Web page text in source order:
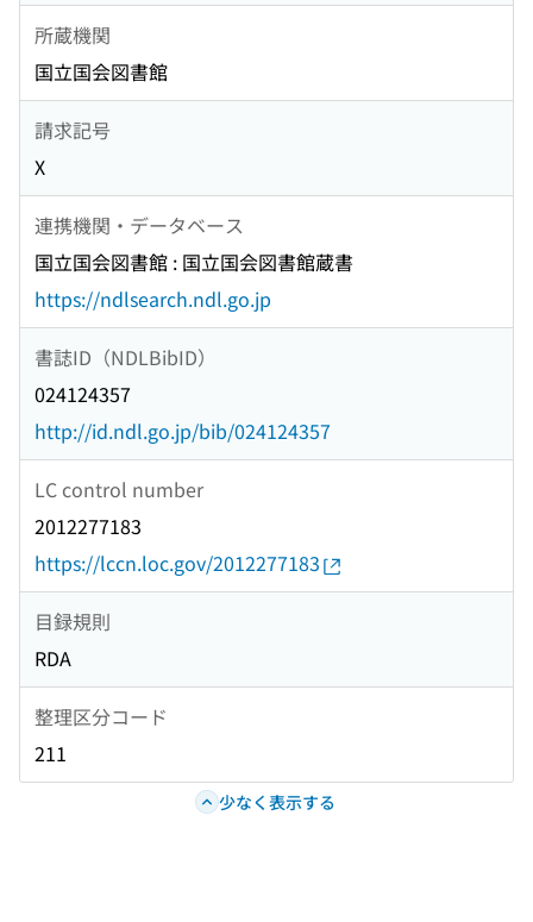
所蔵機関
国立国会図書館
請求記号
X
連携機関・データベース
国立国会図書館 : 国立国会図書館蔵書
https://ndlsearch.ndl.go.jp
書誌ID（NDLBibID）
024124357
http://id.ndl.go.jp/bib/024124357
LC control number
2012277183
https://lccn.loc.gov/2012277183
目録規則
RDA
整理区分コード
211
少なく表示する